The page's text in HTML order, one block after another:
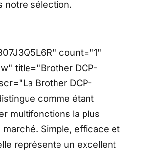
notre sélection.
count="1"
title="Brother DCP-
Brother DCP-
comme étant
multifonctions la plus
marché. Simple, efficace et
représente un excellent